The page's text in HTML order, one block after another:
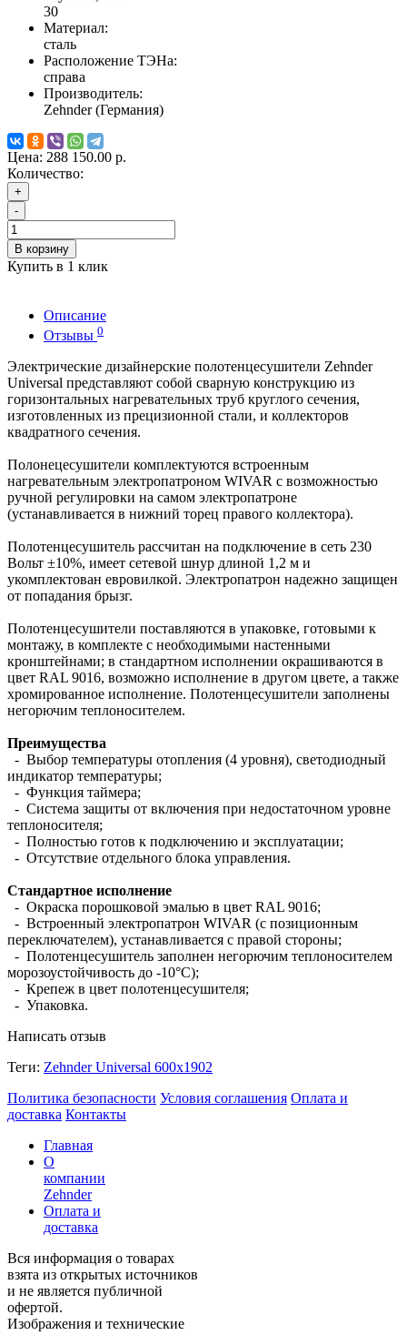
30
Материал:
сталь
Расположение ТЭНа:
справа
Производитель:
Zehnder (Германия)
Цена: 288 150.00 р.
Количество:
+
-
В корзину
Купить в 1 клик
Описание
Отзывы 0
Электрические дизайнерские полотенцесушители Zehnder
Universal представляют собой сварную конструкцию из
горизонтальных нагревательных труб круглого сечения,
изготовленных из прецизионной стали, и коллекторов
квадратного сечения.
Полонецесушители комплектуются встроенным
нагревательным электропатроном WIVAR с возможностью
ручной регулировки на самом электропатроне
(устанавливается в нижний торец правого коллектора).
Полотенцесушитель рассчитан на подключение в сеть 230
Вольт ±10%, имеет сетевой шнур длиной 1,2 м и
укомплектован евровилкой. Электропатрон надежно защищен
от попадания брызг.
Полотенцесушители поставляются в упаковке, готовыми к
монтажу, в комплекте с необходимыми настенными
кронштейнами; в стандартном исполнении окрашиваются в
цвет RAL 9016, возможно исполнение в другом цвете, а также
хромированное исполнение. Полотенцесушители заполнены
негорючим теплоносителем.
Преимущества
- Выбор температуры отопления (4 уровня), светодиодный
индикатор температуры;
- Функция таймера;
- Система защиты от включения при недостаточном уровне
теплоносителя;
- Полностью готов к подключению и эксплуатации;
- Отсутствие отдельного блока управления.
Стандартное исполнение
- Окраска порошковой эмалью в цвет RAL 9016;
- Встроенный электропатрон WIVAR (с позиционным
переключателем), устанавливается с правой стороны;
- Полотенцесушитель заполнен негорючим теплоносителем
морозоустойчивость до -10°C);
- Крепеж в цвет полотенцесушителя;
- Упаковка.
Написать отзыв
Теги: Zehnder Universal 600х1902
Политика безопасности Условия соглашения Оплата и
доставка Контакты
Главная
О
компании
Zehnder
Оплата и
доставка
Вся информация о товарах
взята из открытых источников
и не является публичной
офертой.
Изображения и технические